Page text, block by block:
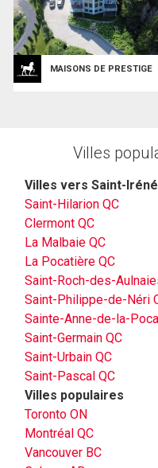
MAISONS DE PRESTIGE
Villes
Villes vers Saint-
Saint-Hilarion QC
Clermont QC
La Malbaie QC
La Pocatière QC
Saint-Roch-des-
Saint-Philippe-de-Néri
Sainte-Anne-de-la-
Saint-Germain QC
Saint-Urbain QC
Saint-Pascal QC
Villes populaires
Toronto ON
Montréal QC
Vancouver BC